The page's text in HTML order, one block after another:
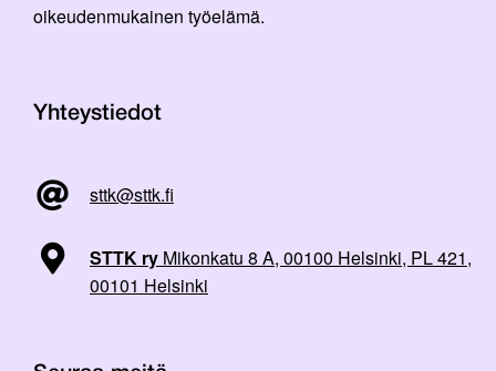
oikeudenmukainen työelämä.
Yhteystiedot
sttk@sttk.fi
STTK ry Mikonkatu 8 A, 00100 Helsinki, PL 421,
00101 Helsinki